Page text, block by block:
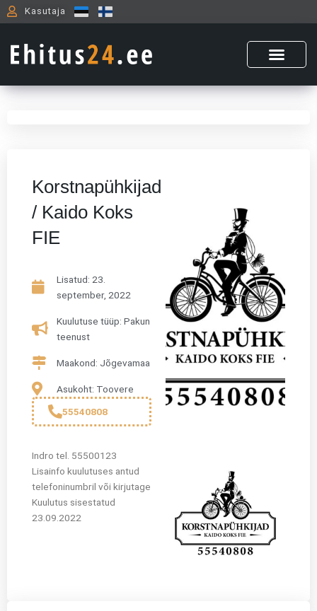
Skip
to
Kasutaja
Korstnapühkijad
/ Kaido Koks
FIE
Lisatud: 23.
september, 2022
Kuulutuse tüüp: Pakun
teenust
Maakond: Jõgevamaa
Asukoht: Toovere
55540808
Indro tel. 55500123
Lisainfo kuulutuses antud
telefoninumbril või kirjutage
Kuulutus sisestatud
23.09.2022